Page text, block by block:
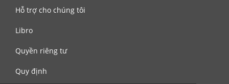
Hỗ trợ cho chúng tôi
Libro
Quyền riêng tư
Quy định